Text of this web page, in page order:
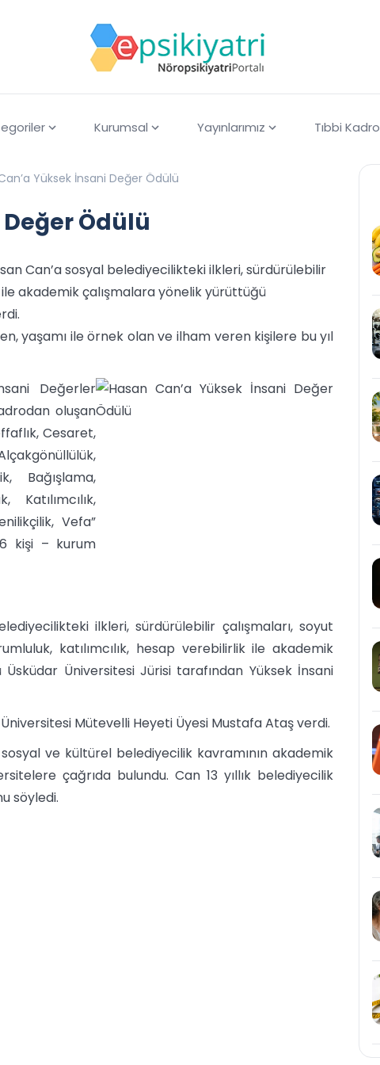
Kurumsal Yayınlarımız Tıbbi Kadro
Yüksek İnsani Değer Ödülü
Ödülü
Can’a sosyal belediyecilikteki ilkleri, sürdürülebilir
akademik çalışmalara yönelik yürüttüğü
yaşamı ile örnek olan ve ilham veren kişilere bu yıl
Değerler
oluşan
Cesaret,
Bağışlama,
Vefa”
kişi – kurum
ilkleri, sürdürülebilir çalışmaları, soyut
katılımcılık, hesap verebilirlik ile akademik
Üniversitesi Jürisi tarafından Yüksek İnsani
Mütevelli Heyeti Üyesi Mustafa Ataş verdi.
ve kültürel belediyecilik kavramının akademik
çağrıda bulundu. Can 13 yıllık belediyecilik
söyledi.